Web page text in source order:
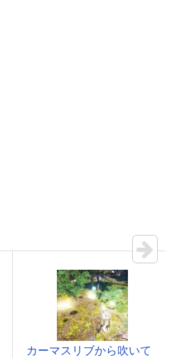
カーマスリブから吹いて